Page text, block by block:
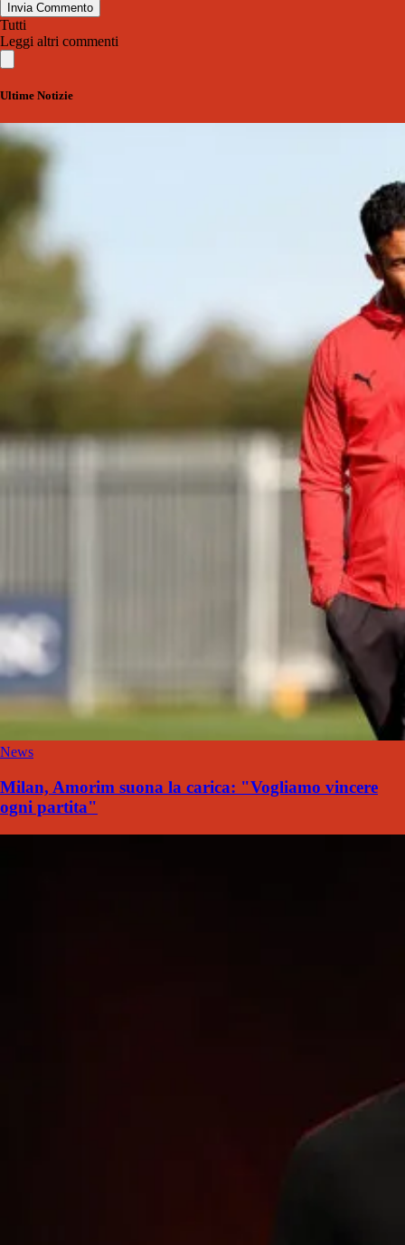
Invia Commento
Tutti
Leggi altri commenti
Ultime Notizie
News
Milan, Amorim suona la carica: "Vogliamo vincere
ogni partita"